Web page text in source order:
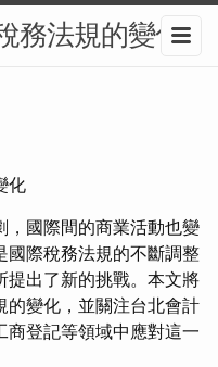
務法規的變化
化
，國際間的商業活動也變
國際稅務法規的不斷調整
提出了新的挑戰。本文將
的變化，並關注台北會計
商登記等領域中應對這一